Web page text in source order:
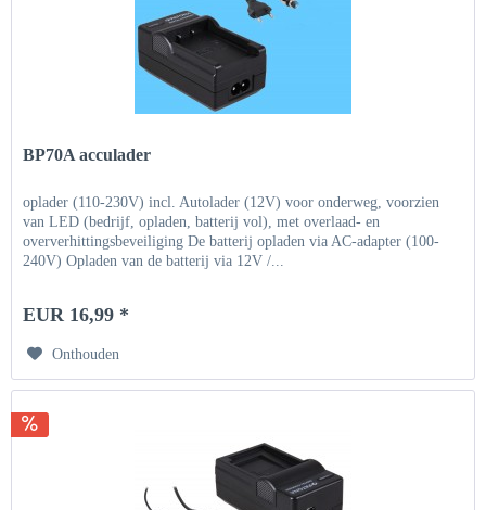
BP70A acculader
oplader (110-230V) incl. Autolader (12V) voor onderweg, voorzien
van LED (bedrijf, opladen, batterij vol), met overlaad- en
oververhittingsbeveiliging De batterij opladen via AC-adapter (100-
240V) Opladen van de batterij via 12V /...
EUR 16,99 *
Onthouden